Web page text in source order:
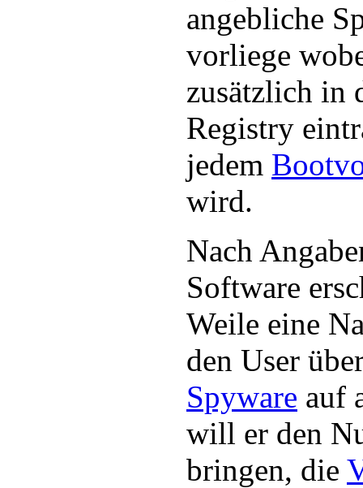
angebliche
vorliege
zusätzlich in
Registry
jedem
wird.
Nach
Software
Weile eine
den User
Spyware auf
will er den
bringen, die